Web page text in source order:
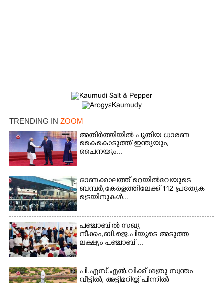
TRENDING IN ZOOM
അതിർത്തിയിൽ പുതിയ ധാരണ
കൈകൊടുത്ത് ഇന്ത്യയും,
ചൈനയും...
ഓണക്കാലത്ത് റെയിൽവേയുടെ
ബമ്പർ,കേരളത്തിലേക്ക് 112 പ്രത്യേക
ട്രെയിനുകൾ...
പഞ്ചാബില്‍ സഖ്യ
നീക്കം,ബി.ജെ.പിയുടെ അടുത്ത
ലക്ഷ്യം പഞ്ചാബ് ...
പി.എസ്.എൽ.വിക്ക് ശത്രു സ്വന്തം
വീട്ടിൽ, അട്ടിമറിയ്ക്ക് പിന്നിൽ
Copy Link